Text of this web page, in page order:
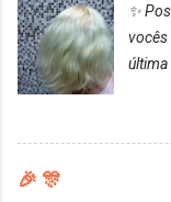
tinta
rosa,
uma
✨
vocês
última
ficou
🎉 🎊